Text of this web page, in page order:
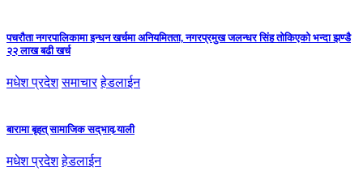
पचरौता नगरपालिकामा इन्धन खर्चमा अनियमितता, नगरप्रमुख जलन्धर सिंह तोकिएको भन्दा झण्डै
२२ लाख बढी खर्च
मधेश प्रदेश समाचार हेडलाईन
बारामा बृहत् सामाजिक सद्‌भाव र्‍याली
मधेश प्रदेश हेडलाईन